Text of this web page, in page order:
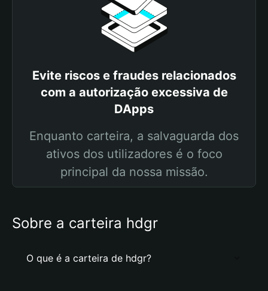
Evite riscos e fraudes relacionados
com a autorização excessiva de
DApps
Enquanto carteira, a salvaguarda dos
ativos dos utilizadores é o foco
principal da nossa missão.
Sobre a carteira hdgr
O que é a carteira de hdgr?